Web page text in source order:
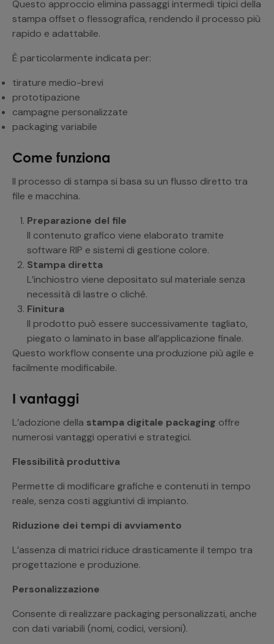
Questo approccio elimina passaggi intermedi tipici della
stampa offset o flessografica, rendendo il processo più
rapido e adattabile.
È particolarmente indicata per:
tirature medio-brevi
prototipazione
campagne personalizzate
packaging variabile
Come funziona
Il processo di stampa si basa su un flusso diretto tra
file e macchina.
Preparazione del file
Il contenuto grafico viene elaborato tramite
software RIP e sistemi di gestione colore.
Stampa diretta
L’inchiostro viene depositato sul materiale senza
necessità di lastre o cliché.
Finitura
Il prodotto può essere successivamente tagliato,
piegato o laminato in base all’applicazione finale.
Questo workflow consente una produzione più agile e
facilmente modificabile.
I vantaggi
L’adozione della stampa digitale packaging offre
numerosi vantaggi operativi e strategici.
Flessibilità produttiva
Permette di modificare grafiche e contenuti in tempo
reale, senza costi aggiuntivi di impianto.
Riduzione dei tempi di avviamento
L’assenza di matrici riduce drasticamente il tempo tra
progettazione e produzione.
Personalizzazione
Consente di realizzare packaging personalizzati, anche
con dati variabili (nomi, codici, versioni).